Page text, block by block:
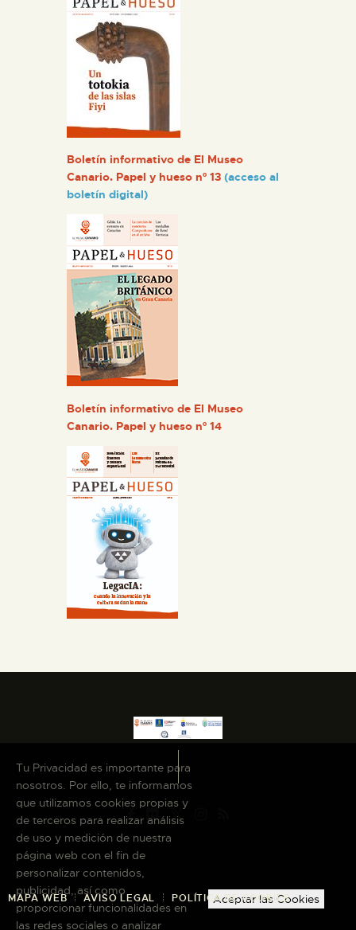
Boletín informativo de El Museo
Canario. Papel y hueso nº 13 (acceso al
boletín digital)
Boletín informativo de El Museo
Canario. Papel y hueso nº 14
MAPA WEB AVISO LEGAL POLÍTICA DE COOKIES
Tu Privacidad es importante para
nosotros. Por ello, te informamos
que utilizamos cookies propias y
de terceros para realizar análisis
de uso y medición de nuestra
página web con el fin de
personalizar contenidos,
publicidad, así como
proporcionar funcionalidades en
las redes sociales o analizar
Aceptar las Cookies